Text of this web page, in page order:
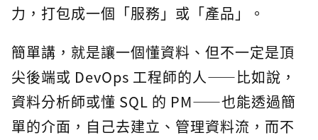
力，打包成一個「服務」或「產品」。
簡單講，就是讓一個懂資料、但不一定是頂
尖後端或 DevOps 工程師的人——比如說，
資料分析師或懂 SQL 的 PM——也能透過簡
單的介面，自己去建立、管理資料流，而不